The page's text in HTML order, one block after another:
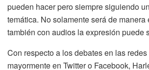
pueden hacer pero siempre siguiendo
temática. No solamente será de manera
también con audios la expresión puede
Con respecto a los debates en las
mayormente en Twitter o Facebook,